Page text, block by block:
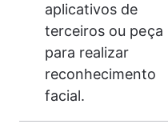
aplicativos de
terceiros ou peça
para realizar
reconhecimento
facial.